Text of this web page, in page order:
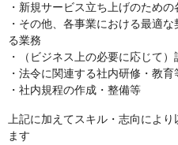
・新規サービス立ち上げのため
・その他、各事業における最適
る業務
・（ビジネス上の必要に応じて
・法令に関連する社内研修・教育
・社内規程の作成・整備等
上記に加えてスキル・志向によ
ます